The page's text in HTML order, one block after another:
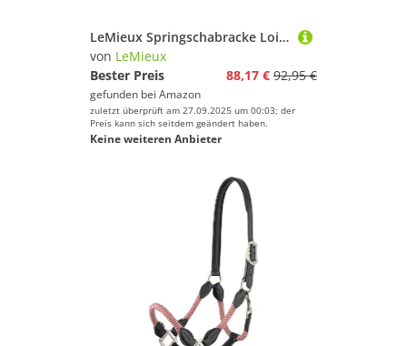
LeMieux Springschabracke Loire Classic Satin Square in Azure, Größe:L, LeMieux:Azure
von LeMieux
Bester Preis
88,17 € 92,95 €
gefunden bei Amazon
zuletzt überprüft am 27.09.2025 um 00:03; der
Preis kann sich seitdem geändert haben.
Keine weiteren Anbieter